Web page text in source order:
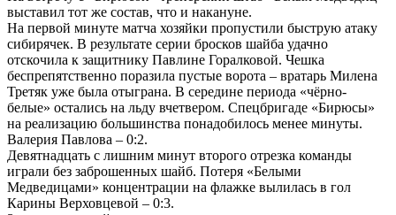
выставил тот же состав, что и накануне.
На первой минуте матча хозяйки пропустили быструю атаку
сибирячек. В результате серии бросков шайба удачно
отскочила к защитнику Павлине Горалковой. Чешка
беспрепятственно поразила пустые ворота – вратарь Милена
Третяк уже была отыграна. В середине периода «чёрно-
белые» остались на льду вчетвером. Спецбригаде «Бирюсы»
на реализацию большинства понадобилось менее минуты.
Валерия Павлова – 0:2.
Девятнадцать с лишним минут второго отрезка команды
играли без заброшенных шайб. Потеря «Белыми
Медведицами» концентрации на флажке вылилась в гол
Карины Верховцевой – 0:3.